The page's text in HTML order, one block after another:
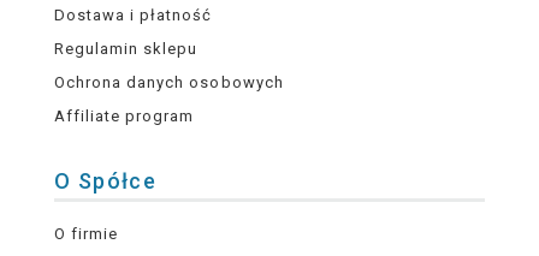
Dostawa i płatność
Regulamin sklepu
Ochrona danych osobowych
Affiliate program
O Spółce
O firmie